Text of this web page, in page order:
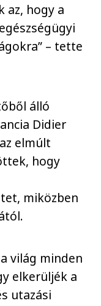
az, hogy a
– tette
álló
Didier
elmúlt
hogy
miközben
világ minden
elkerüljék a
utazási